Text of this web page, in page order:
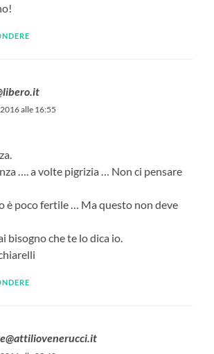
alle 16:55
…. a volte pigrizia … Non ci pensare
è poco fertile … Ma questo non deve
bisogno che te lo dica io.